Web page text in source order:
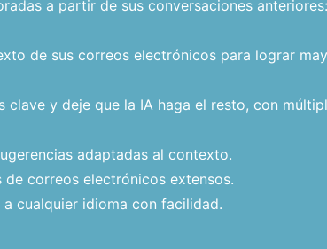
a partir de sus conversaciones anteriores:
de sus correos electrónicos para lograr
y deje que la IA haga el resto, con
adaptadas al contexto.
de correos electrónicos extensos.
cualquier idioma con facilidad.